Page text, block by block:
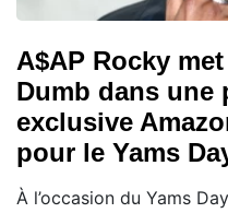
A$AP Rocky
Dumb dans une
exclusive
pour le Yams
À l’occasion du Yams